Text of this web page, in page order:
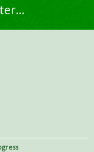
Nähkromanten - Die alternative Näh- und DIY-Community